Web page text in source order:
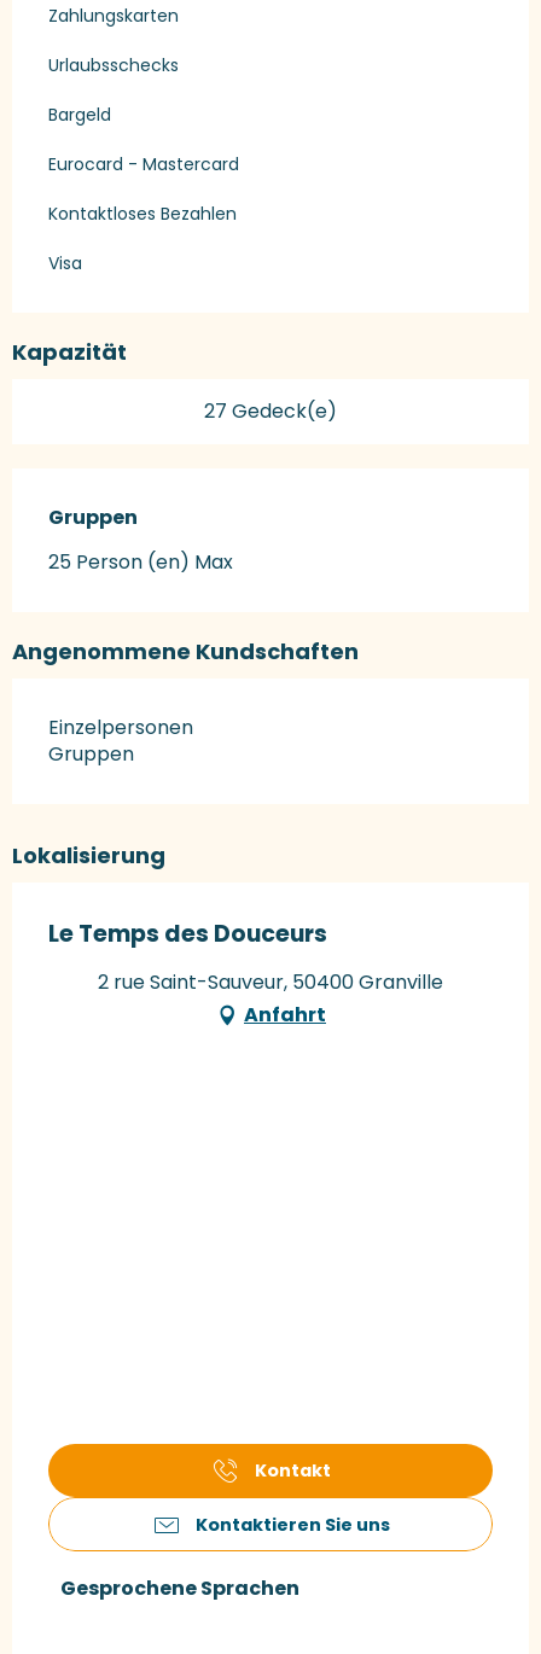
Zahlungskarten
Urlaubsschecks
Bargeld
Eurocard - Mastercard
Kontaktloses Bezahlen
Visa
Kapazität
27 Gedeck(e)
Gruppen
Gruppen
25 Person (en) Max
Angenommene Kundschaften
Einzelpersonen
Gruppen
Lokalisierung
Le Temps des Douceurs
2 rue Saint-Sauveur, 50400 Granville
Anfahrt
Kontakt
Kontaktieren Sie uns
Gesprochene Sprachen
Gesprochene Sprachen